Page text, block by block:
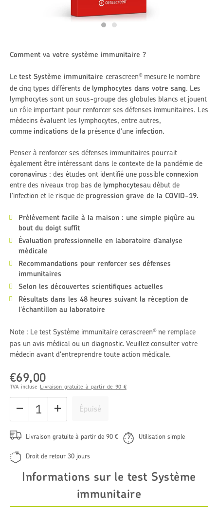
Comment va votre système immunitaire ?
Le test Système immunitaire cerascreen® mesure le nombre
de cinq types différents de lymphocytes dans votre sang. Les
lymphocytes sont un sous-groupe des globules blancs et jouent
un rôle important pour renforcer ses défenses immunitaires. Les
médecins évaluent les lymphocytes, entre autres,
comme indications de la présence d'une infection.
Penser à renforcer ses défenses immunitaires pourrait
également être intéressant dans le contexte de la pandémie de
coronavirus : des études ont identifié une possible connexion
entre des niveaux trop bas de lymphocytesau début de
l'infection et le risque de progression grave de la COVID-19.
Prélèvement facile à la maison : une simple piqûre au
bout du doigt suffit
Évaluation professionnelle en laboratoire d’analyse
médicale
Recommandations pour renforcer ses défenses
immunitaires
Selon les découvertes scientifiques actuelles
Résultats dans les 48 heures suivant la réception de
l'échantillon au laboratoire
Note : Le test Système immunitaire cerascreen® ne remplace
pas un avis médical ou un diagnostic. Veuillez consulter votre
médecin avant d'entreprendre toute action médicale.
Prix
régulier
€69,00
TVA incluse Livraison gratuite à partir de 90 €
Épuisé
Livraison gratuite à partir de 90 € Utilisation simple
Droit de retour 30 jours
Informations sur le test Système
immunitaire